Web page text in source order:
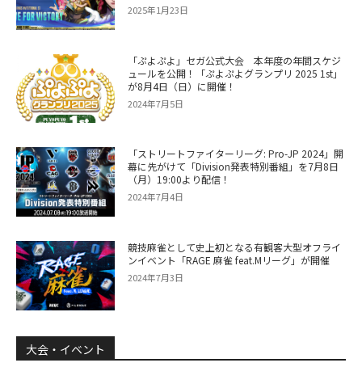
2025年1月23日
「ぷよぷよ」セガ公式大会 本年度の年間スケジ
ュールを公開！「ぷよぷよグランプリ 2025 1st」
が8月4日（日）に開催！
2024年7月5日
「ストリートファイターリーグ: Pro-JP 2024」開
幕に先がけて「Division発表特別番組」を7月8日
（月）19:00より配信！
2024年7月4日
競技麻雀として史上初となる有観客大型オフライ
ンイベント「RAGE 麻雀 feat.Mリーグ」が開催
2024年7月3日
大会・イベント